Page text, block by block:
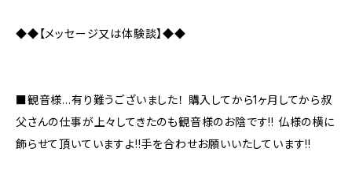
◆◆【メッセージ又は体験談】◆◆
■観音様…有り難うございました！ 購入してから1ヶ月してから叔
父さんの仕事が上々してきたのも観音様のお陰です!! 仏様の横に
飾らせて頂いていますよ!!手を合わせお願いいたしています!!